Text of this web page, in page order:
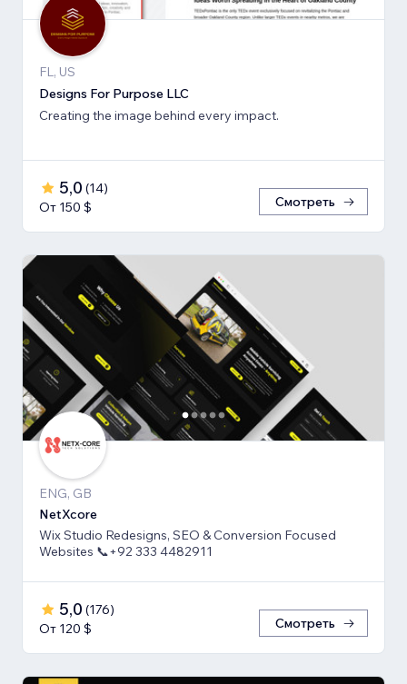
FL, US
Designs For Purpose LLC
Creating the image behind every impact.
5,0 (14)
От 150 $
Смотреть
ENG, GB
NetXcore
Wix Studio Redesigns, SEO & Conversion Focused
Websites 📞+92 333 4482911
5,0 (176)
От 120 $
Смотреть